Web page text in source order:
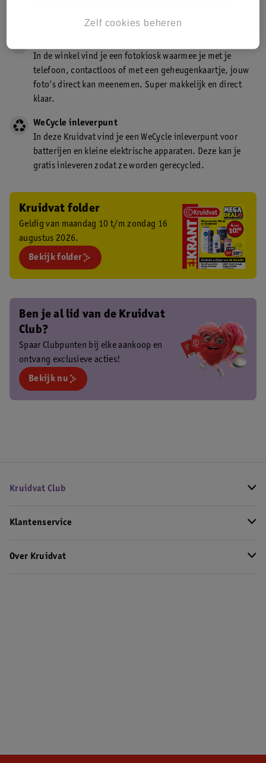
winkel én online!
In de winkel vind je een fotokiosk waarmee je met je
telefoon, contactloos of met een geheugenkaartje, jouw
foto’s direct kan meenemen. Super makkelijk en direct
klaar.
WeCycle inleverpunt
In deze Kruidvat vind je een WeCycle inleverpunt voor
batterijen en kleine elektrische apparaten. Deze kan je
gratis inleveren zodat ze worden gerecycled.
Kruidvat folder
Geldig van maandag 10 t/m zondag 16
augustus 2026.
Bekijk folder
Ben je al lid van de Kruidvat
Club?
Spaar Clubpunten bij elke aankoop en
ontvang exclusieve acties!
Bekijk nu
Kruidvat Club
Klantenservice
Over Kruidvat
Zelf cookies beheren